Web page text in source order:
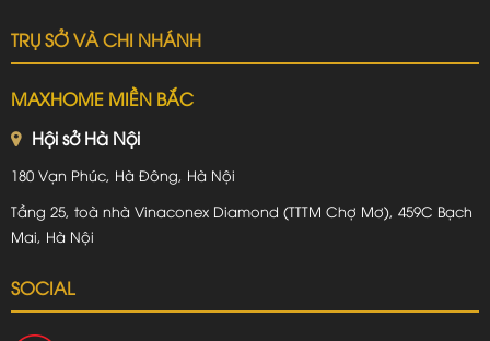
TRỤ SỞ VÀ CHI NHÁNH
MAXHOME MIỀN BẮC
Hội sở Hà Nội
180 Vạn Phúc, Hà Đông, Hà Nội
Tầng 25, toà nhà Vinaconex Diamond (TTTM Chợ Mơ), 459C Bạch
Mai, Hà Nội
SOCIAL